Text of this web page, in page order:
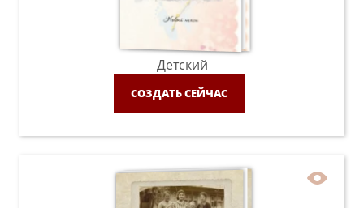
Детский
СОЗДАТЬ СЕЙЧАС